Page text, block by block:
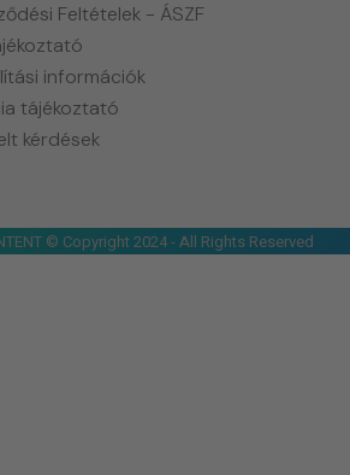
Feltételek - ÁSZF
információk
tájékoztató
kérdések
© Copyright 2024 - All Rights Reserved